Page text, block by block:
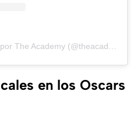
en los Oscars